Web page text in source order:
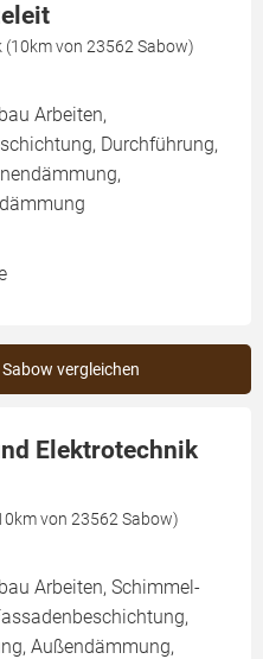
(10km von 23562 Sabow)
Arbeiten,
Durchführung,
vergleichen
Elektrotechnik
von 23562 Sabow)
Arbeiten, Schimmel-
Außendämmung,